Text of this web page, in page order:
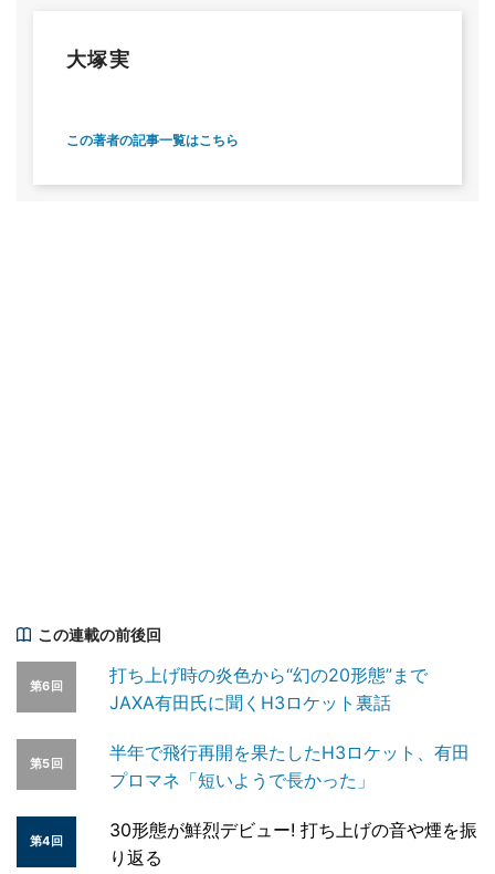
大塚実
この著者の記事一覧はこちら
この連載の前後回
第6回
打ち上げ時の炎色から“幻の20形態”まで
JAXA有田氏に聞くH3ロケット裏話
第5回
半年で飛行再開を果たしたH3ロケット、有田
プロマネ「短いようで長かった」
第4回
30形態が鮮烈デビュー! 打ち上げの音や煙を振
り返る